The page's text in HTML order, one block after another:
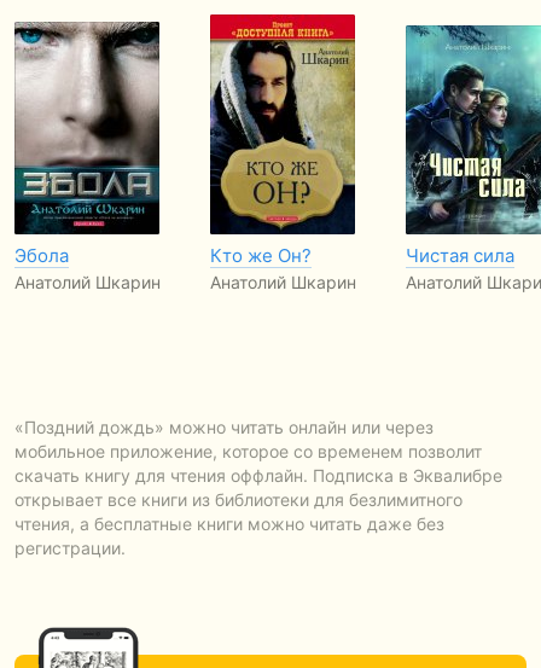
Эбола
Анатолий Шкарин
Кто же Он?
Анатолий Шкарин
Чистая сила
Анатолий
«Поздний дождь» можно читать онлайн или через
мобильное приложение, которое со временем позволит
скачать книгу для чтения оффлайн. Подписка в Эквалибре
открывает все книги из библиотеки для безлимитного
чтения, а бесплатные книги можно читать даже без
регистрации.